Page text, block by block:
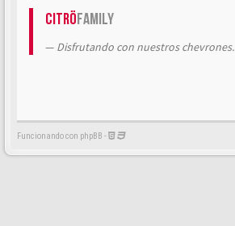
CitröFamily
Disfrutando con nuestros chevrones.
Funcionando con phpBB -